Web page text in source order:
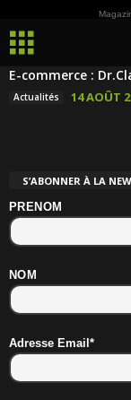
E-commerce :
Actualités 14 AOÛT
S’ABONNER À LA
PRENOM
NOM
Adresse Email*